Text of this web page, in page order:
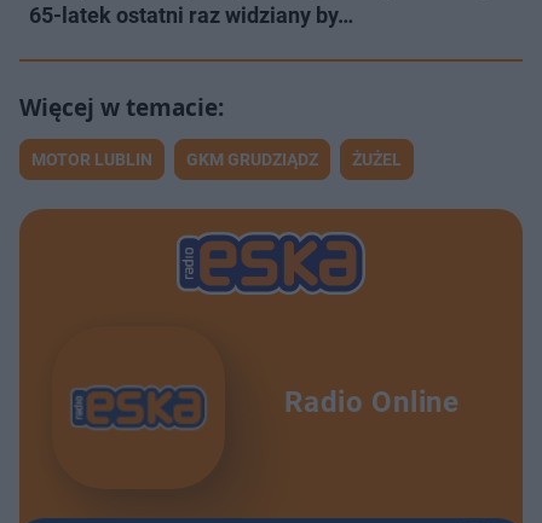
65-latek ostatni raz widziany by…
MOTOR LUBLIN GKM GRUDZIĄDZ ŻUŻEL
Radio Online